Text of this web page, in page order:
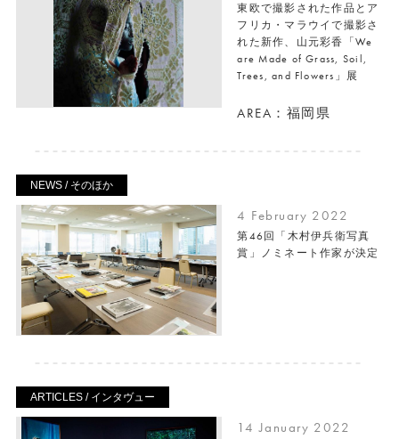
東欧で撮影された作品とア
フリカ・マラウイで撮影さ
れた新作、山元彩香「We
are Made of Grass, Soil,
Trees, and Flowers」展
AREA：福岡県
NEWS / そのほか
4 February 2022
第46回「木村伊兵衛写真
賞」ノミネート作家が決定
ARTICLES / インタヴュー
14 January 2022